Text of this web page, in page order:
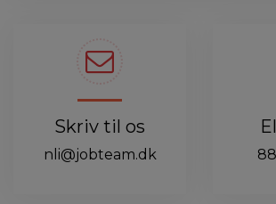
Skriv til os
nli@jobteam.dk